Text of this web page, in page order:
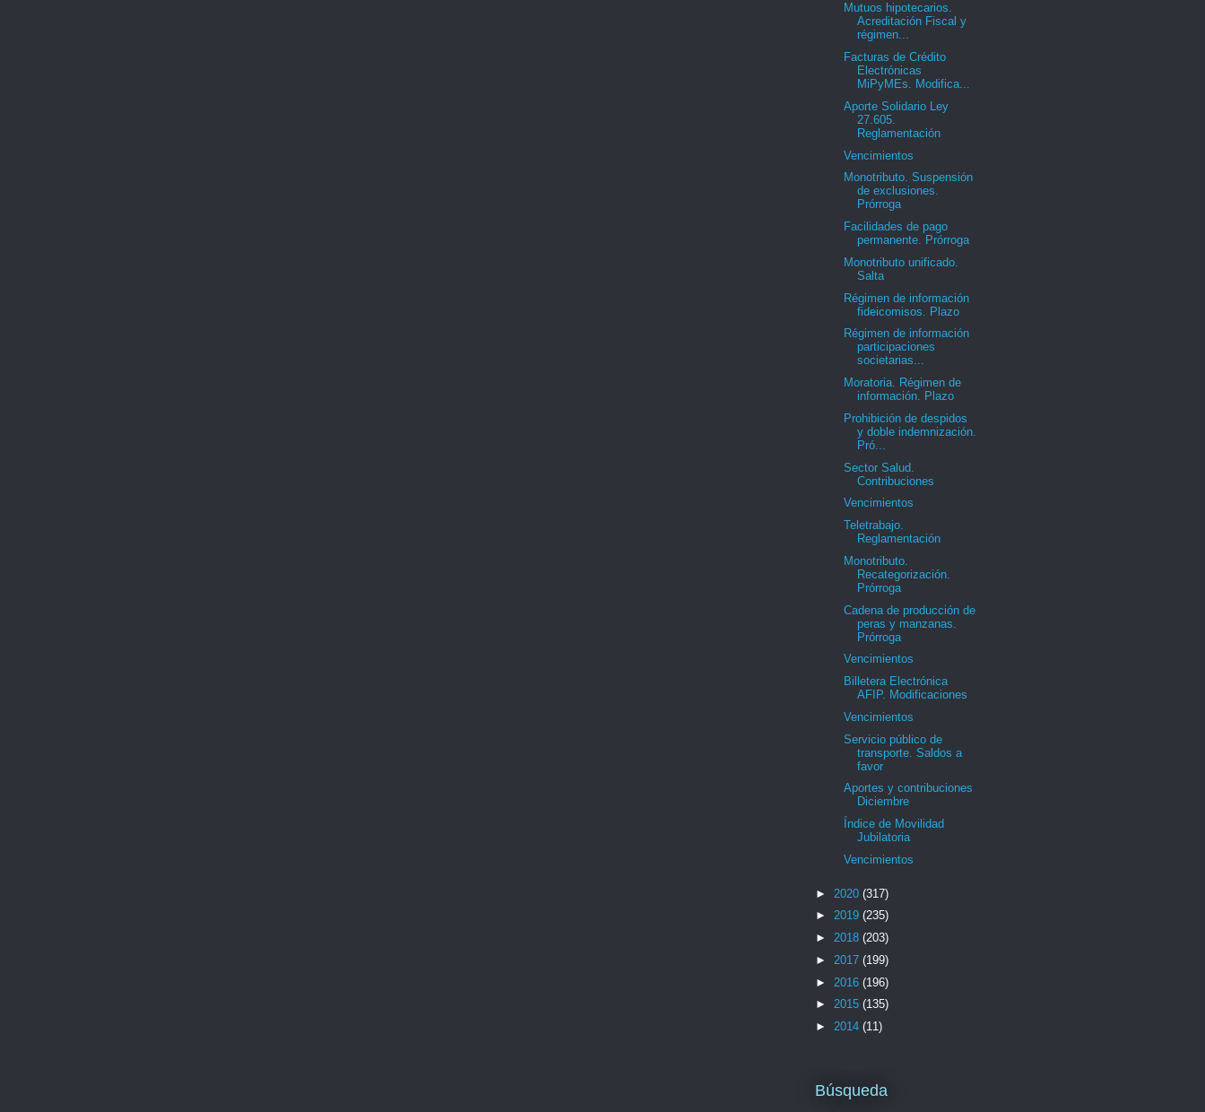
Mutuos hipotecarios.
Acreditación Fiscal y
régimen...
Facturas de Crédito
Electrónicas
MiPyMEs. Modifica...
Aporte Solidario Ley
27.605.
Reglamentación
Vencimientos
Monotributo. Suspensión
de exclusiones.
Prórroga
Facilidades de pago
permanente. Prórroga
Monotributo unificado.
Salta
Régimen de información
fideicomisos. Plazo
Régimen de información
participaciones
societarias...
Moratoria. Régimen de
información. Plazo
Prohibición de despidos
y doble indemnización.
Pró...
Sector Salud.
Contribuciones
Vencimientos
Teletrabajo.
Reglamentación
Monotributo.
Recategorización.
Prórroga
Cadena de producción de
peras y manzanas.
Prórroga
Vencimientos
Billetera Electrónica
AFIP. Modificaciones
Vencimientos
Servicio público de
transporte. Saldos a
favor
Aportes y contribuciones
Diciembre
Índice de Movilidad
Jubilatoria
Vencimientos
► 2020 (317)
► 2019 (235)
► 2018 (203)
► 2017 (199)
► 2016 (196)
► 2015 (135)
► 2014 (11)
Búsqueda